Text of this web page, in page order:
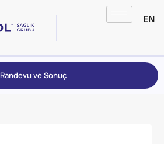
EN
Randevu ve Sonuç